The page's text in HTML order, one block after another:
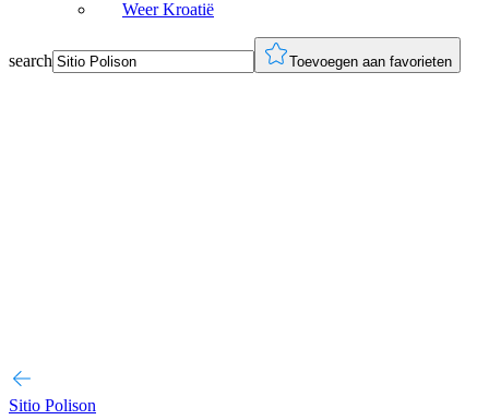
Weer Kroatië
search Toevoegen aan favorieten
Sitio Polison